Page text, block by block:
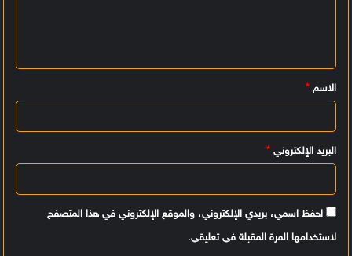
ي
ق
الاسم *
البريد الإلكتروني *
احفظ اسمي، بريدي الإلكتروني، والموقع الإلكتروني في هذا المتصفح
لاستخدامها المرة المقبلة في تعليقي.